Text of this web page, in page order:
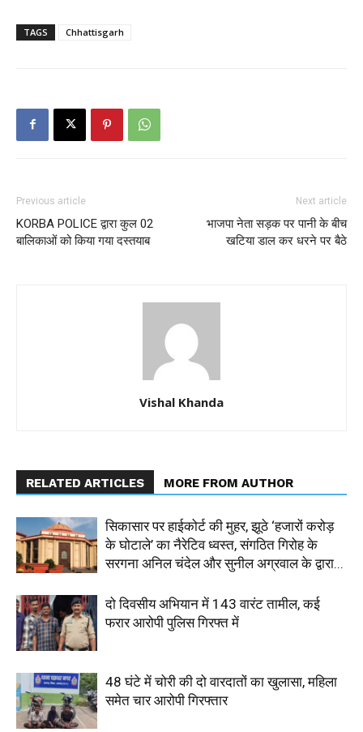
TAGS Chhattisgarh
Previous article
KORBA POLICE द्वारा कुल 02
बालिकाओं को किया गया दस्तयाब
Next article
भाजपा नेता सड़क पर पानी के बीच
खटिया डाल कर धरने पर बैठे
Vishal Khanda
RELATED ARTICLES MORE FROM AUTHOR
सिकासार पर हाईकोर्ट की मुहर, झूठे ‘हजारों करोड़
के घोटाले’ का नैरेटिव ध्वस्त, संगठित गिरोह के
सरगना अनिल चंदेल और सुनील अग्रवाल के द्वारा...
दो दिवसीय अभियान में 143 वारंट तामील, कई
फरार आरोपी पुलिस गिरफ्त में
48 घंटे में चोरी की दो वारदातों का खुलासा, महिला
समेत चार आरोपी गिरफ्तार